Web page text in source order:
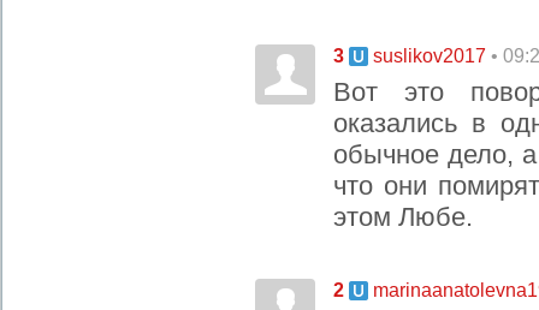
3 suslikov2017 •
Вот это
оказались в
обычное дело,
что они
этом Любе.
2